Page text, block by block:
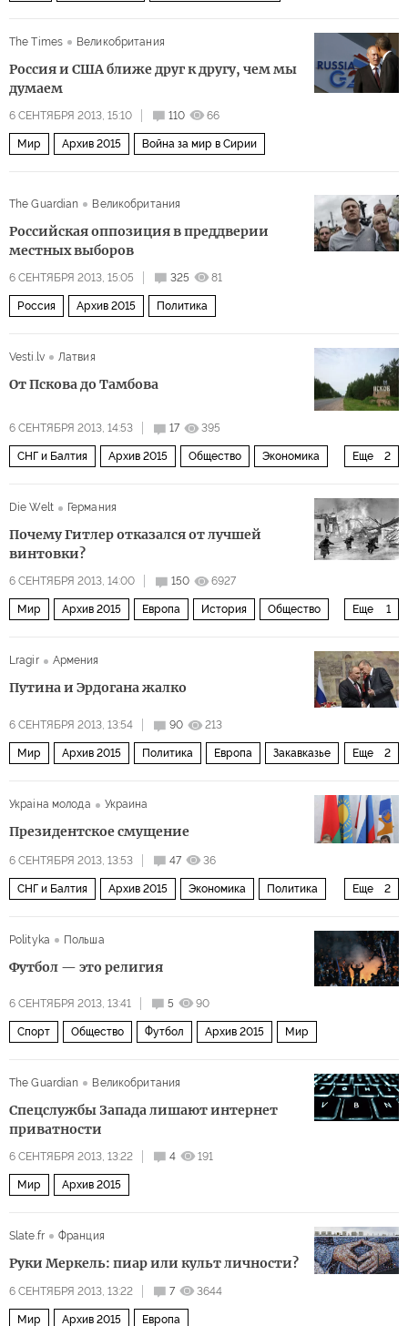
The Times Великобритания
Россия и США ближе друг к другу, чем мы
думаем
6 СЕНТЯБРЯ 2013, 15:10 110 66
Мир Архив 2015 Война за мир в Сирии
The Guardian Великобритания
Российская оппозиция в преддверии
местных выборов
6 СЕНТЯБРЯ 2013, 15:05 325 81
Россия Архив 2015 Политика
Vesti.lv Латвия
От Пскова до Тамбова
6 СЕНТЯБРЯ 2013, 14:53 17 395
Еще 2
СНГ и Балтия Архив 2015 Общество Экономика
Die Welt
Германия
Почему Гитлер отказался от лучшей
винтовки?
6 СЕНТЯБРЯ 2013, 14:00 150 6927
Еще 1
Мир Архив 2015 Европа История Общество
Lragir
Армения
Путина и Эрдогана жалко
6 СЕНТЯБРЯ 2013, 13:54 90 213
Еще 2
Мир Архив 2015 Политика Европа Закавказье
Украiна молода
Украина
Президентское смущение
6 СЕНТЯБРЯ 2013, 13:53 47 36
Еще 2
СНГ и Балтия Архив 2015 Экономика Политика
Polityka
Польша
Футбол — это религия
6 СЕНТЯБРЯ 2013, 13:41 5 90
Спорт Общество Футбол Архив 2015 Мир
The Guardian Великобритания
Спецслужбы Запада лишают интернет
приватности
6 СЕНТЯБРЯ 2013, 13:22 4 191
Мир Архив 2015
Slate.fr Франция
Руки Меркель: пиар или культ личности?
6 СЕНТЯБРЯ 2013, 13:22 7 3644
Мир Архив 2015 Европа